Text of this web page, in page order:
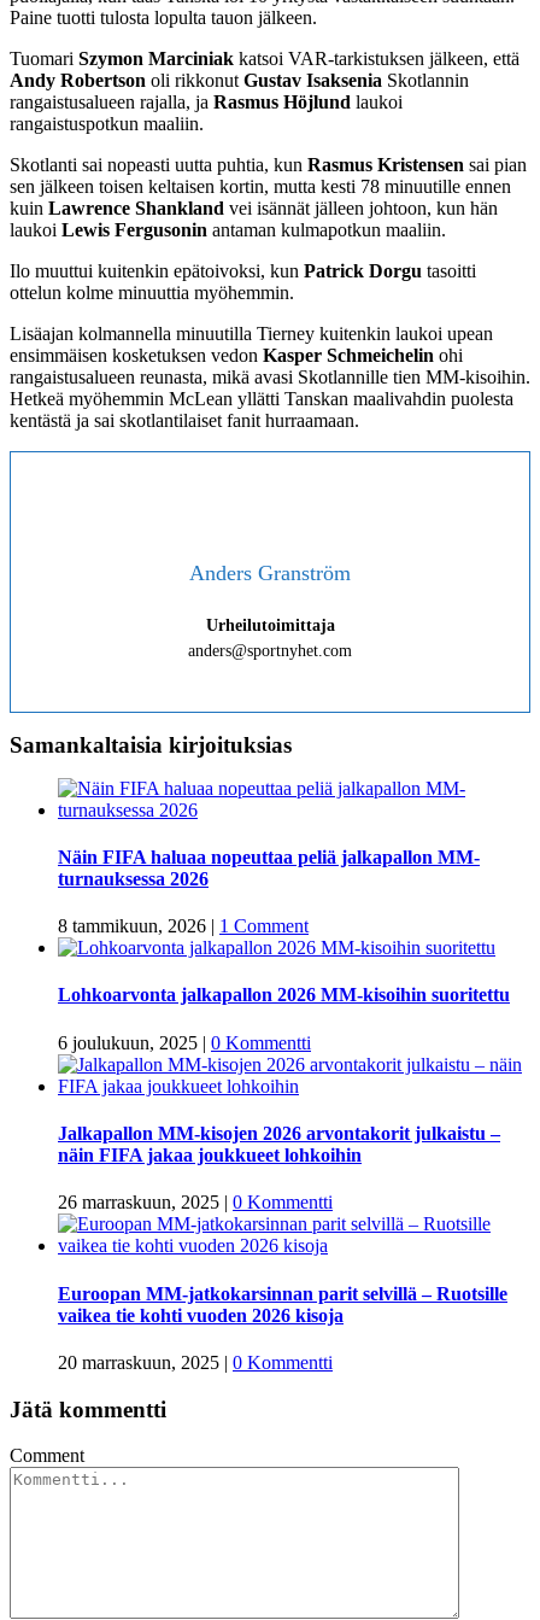
Paine tuotti tulosta lopulta tauon jälkeen.
Tuomari Szymon Marciniak katsoi VAR-tarkistuksen jälkeen, että
Andy Robertson oli rikkonut Gustav Isaksenia Skotlannin
rangaistusalueen rajalla, ja Rasmus Höjlund laukoi
rangaistuspotkun maaliin.
Skotlanti sai nopeasti uutta puhtia, kun Rasmus Kristensen sai pian
sen jälkeen toisen keltaisen kortin, mutta kesti 78 minuutille ennen
kuin Lawrence Shankland vei isännät jälleen johtoon, kun hän
laukoi Lewis Fergusonin antaman kulmapotkun maaliin.
Ilo muuttui kuitenkin epätoivoksi, kun Patrick Dorgu tasoitti
ottelun kolme minuuttia myöhemmin.
Lisäajan kolmannella minuutilla Tierney kuitenkin laukoi upean
ensimmäisen kosketuksen vedon Kasper Schmeichelin ohi
rangaistusalueen reunasta, mikä avasi Skotlannille tien MM-kisoihin.
Hetkeä myöhemmin McLean yllätti Tanskan maalivahdin puolesta
kentästä ja sai skotlantilaiset fanit hurraamaan.
Anders Granström
Urheilutoimittaja
anders@sportnyhet.com
Samankaltaisia kirjoituksias
Näin FIFA haluaa nopeuttaa peliä jalkapallon MM-
turnauksessa 2026
8 tammikuun, 2026 | 1 Comment
Lohkoarvonta jalkapallon 2026 MM-kisoihin suoritettu
6 joulukuun, 2025 | 0 Kommentti
Jalkapallon MM-kisojen 2026 arvontakorit julkaistu –
näin FIFA jakaa joukkueet lohkoihin
26 marraskuun, 2025 | 0 Kommentti
Euroopan MM-jatkokarsinnan parit selvillä – Ruotsille
vaikea tie kohti vuoden 2026 kisoja
20 marraskuun, 2025 | 0 Kommentti
Jätä kommentti
Comment